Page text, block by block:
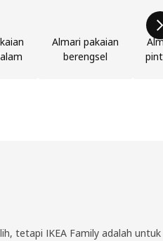
Almari pakaian
berengsel
tetapi IKEA Family adalah untuk